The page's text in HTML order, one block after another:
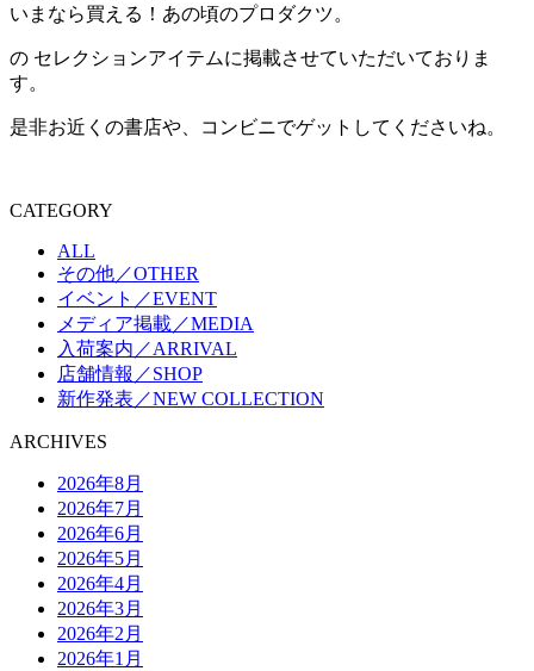
いまなら買える！あの頃のプロダクツ。
の セレクションアイテムに掲載させていただいておりま
す。
是非お近くの書店や、コンビニでゲットしてくださいね。
CATEGORY
ALL
その他／OTHER
イベント／EVENT
メディア掲載／MEDIA
入荷案内／ARRIVAL
店舗情報／SHOP
新作発表／NEW COLLECTION
ARCHIVES
2026年8月
2026年7月
2026年6月
2026年5月
2026年4月
2026年3月
2026年2月
2026年1月